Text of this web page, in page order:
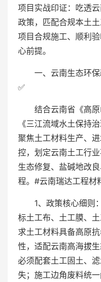
项目实战印证：吃透
政策，匹配合规本土
项目合规施工、顺利
心前提。
一、云南生态环
✅
结合云南省《高
《三江流域水土保持
聚焦土工材料生产、
控，划定云南土工行
生态修复、盐碱地改
程。#云南瑞达工程材
1、政策核心细则
标土工布、土工膜、
求土工材料具备高原
性，适配云南高海拔
必须配套土工固土、
失；施工边角废料统